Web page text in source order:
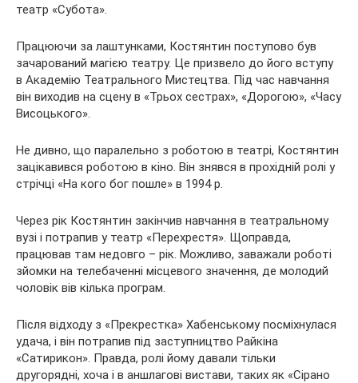
театр «Субота».
Працюючи за лаштунками, Костянтин поступово був
зачарований магією театру. Це призвело до його вступу
в Академію Театрального Мистецтва. Під час навчання
він виходив на сцену в «Трьох сестрах», «Дорогою», «Часу
Висоцького».
Не дивно, що паралельно з роботою в театрі, Костянтин
зацікавився роботою в кіно. Він знявся в прохідній ролі у
стрічці «На кого бог пошле» в 1994 р.
Через рік Костянтин закінчив навчання в театральному
вузі і потрапив у театр «Перехрестя». Щоправда,
працював там недовго – рік. Можливо, заважали роботі
зйомки на телебаченні місцевого значення, де молодий
чоловік вів кілька програм.
Після відходу з «Прекрестка» Хабенському посміхнулася
удача, і він потрапив під заступництво Райкіна
«Сатирикон». Правда, ролі йому давали тільки
другорядні, хоча і в аншлагові вистави, таких як «Сірано